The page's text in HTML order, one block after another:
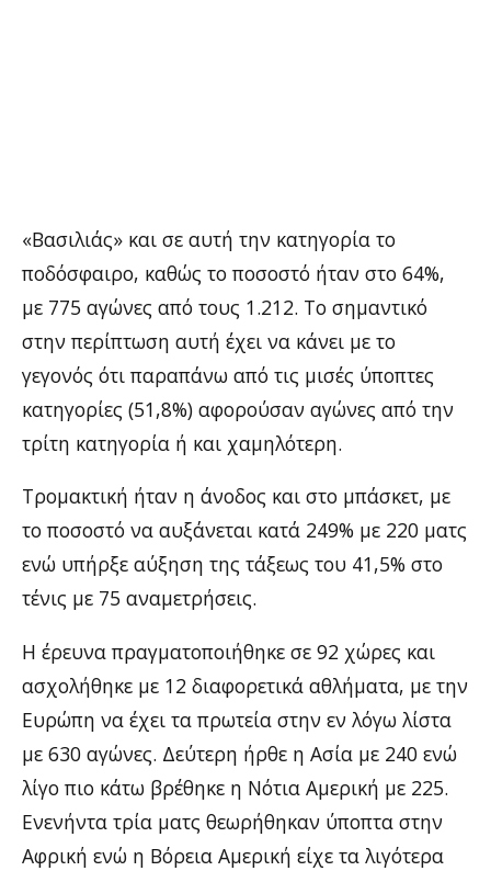
«Βασιλιάς» και σε αυτή την κατηγορία το
ποδόσφαιρο, καθώς το ποσοστό ήταν στο 64%,
με 775 αγώνες από τους 1.212. Το σημαντικό
στην περίπτωση αυτή έχει να κάνει με το
γεγονός ότι παραπάνω από τις μισές ύποπτες
κατηγορίες (51,8%) αφορούσαν αγώνες από την
τρίτη κατηγορία ή και χαμηλότερη.
Τρομακτική ήταν η άνοδος και στο μπάσκετ, με
το ποσοστό να αυξάνεται κατά 249% με 220 ματς
ενώ υπήρξε αύξηση της τάξεως του 41,5% στο
τένις με 75 αναμετρήσεις.
Η έρευνα πραγματοποιήθηκε σε 92 χώρες και
ασχολήθηκε με 12 διαφορετικά αθλήματα, με την
Ευρώπη να έχει τα πρωτεία στην εν λόγω λίστα
με 630 αγώνες. Δεύτερη ήρθε η Ασία με 240 ενώ
λίγο πιο κάτω βρέθηκε η Νότια Αμερική με 225.
Ενενήντα τρία ματς θεωρήθηκαν ύποπτα στην
Αφρική ενώ η Βόρεια Αμερική είχε τα λιγότερα